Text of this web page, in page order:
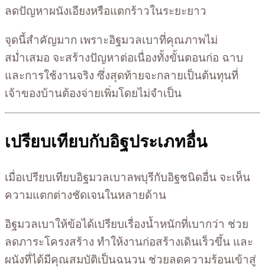
ลดปัญหาผนังเอียงหรือแตกร้าวในระยะยาว
จุดนี้สำคัญมาก เพราะอิฐมวลเบาที่คุณภาพไม่
สม่ำเสมอ จะสร้างปัญหาต่อเนื่องทั้งขั้นตอนก่อ ฉาบ
และการใช้งานจริง ซึ่งสุดท้ายจะกลายเป็นต้นทุนที่
เจ้าของบ้านต้องจ่ายเพิ่มโดยไม่จำเป็น
เปรียบเทียบกับอิฐประเภทอื่น
เมื่อเปรียบเทียบอิฐมวลเบาลพบุรีกับอิฐชนิดอื่น จะเห็น
ความแตกต่างชัดเจนในหลายด้าน
อิฐมวลเบาให้ข้อได้เปรียบเรื่องน้ำหนักที่เบากว่า ช่วย
ลดภาระโครงสร้าง ทำให้งานก่อสร้างเดินเร็วขึ้น และ
ผนังที่ได้มีคุณสมบัติเป็นฉนวน ช่วยลดความร้อนเข้าสู่